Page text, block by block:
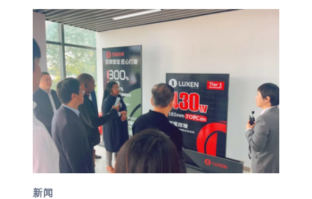
型
组
件
成
功
通
过
6200/4200PA
的
雪
测
新闻